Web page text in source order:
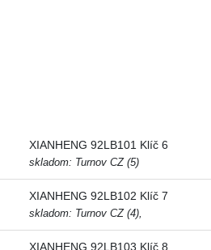
XIANHENG 92LB101 Klíč 6
skladom: Turnov CZ (5)
XIANHENG 92LB102 Klíč 7
skladom: Turnov CZ (4),
XIANHENG 92LB103 Klíč 8